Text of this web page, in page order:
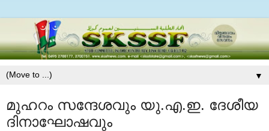
▼
മുഹറം സന്ദേശവും യു.എ.ഇ. ദേശീയ
ദിനാഘോഷവും